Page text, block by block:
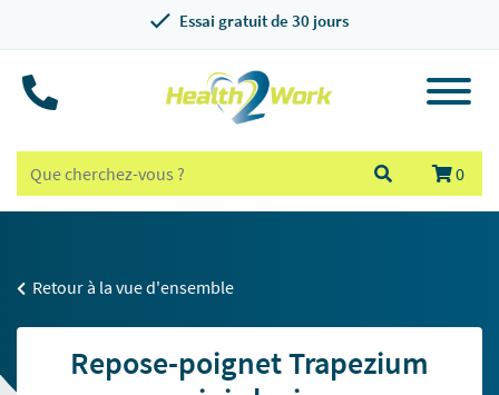
Essai gratuit de 30 jours
0
Retour à la vue d'ensemble
Repose-poignet Trapezium